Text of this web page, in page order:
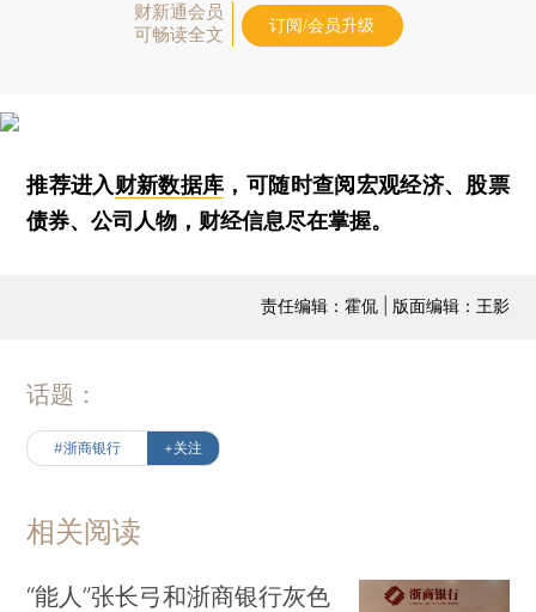
财新通会员
可畅读全文
订阅/会员升级
推荐进入财新数据库 ，可随时查阅宏观经济、股票
债券、公司人物，财经信息尽在掌握。
责任编辑：霍侃 | 版面编辑：王影
话题：
#浙商银行 +关注
相关阅读
“能人”张长弓和浙商银行灰色